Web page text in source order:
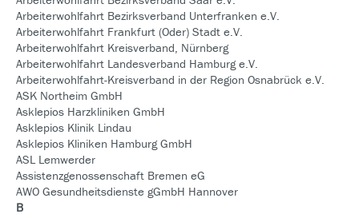
Arbeiterwohlfahrt Bezirksverband Unterfranken e.V.
Arbeiterwohlfahrt Frankfurt (Oder) Stadt e.V.
Arbeiterwohlfahrt Kreisverband, Nürnberg
Arbeiterwohlfahrt Landesverband Hamburg e.V.
Arbeiterwohlfahrt-Kreisverband in der Region Osnabrück e.V.
ASK Northeim GmbH
Asklepios Harzkliniken GmbH
Asklepios Klinik Lindau
Asklepios Kliniken Hamburg GmbH
ASL Lemwerder
Assistenzgenossenschaft Bremen eG
AWO Gesundheitsdienste gGmbH Hannover
B